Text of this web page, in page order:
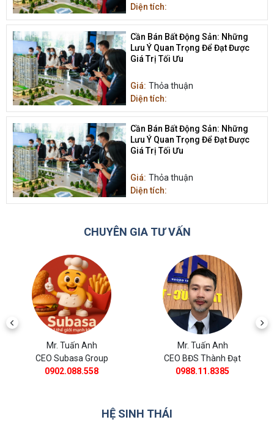
Diện tích:
Cần Bán Bất Động Sản: Những
Lưu Ý Quan Trọng Để Đạt Được
Giá Trị Tối Ưu
Giá: Thỏa thuận
Diện tích:
Cần Bán Bất Động Sản: Những
Lưu Ý Quan Trọng Để Đạt Được
Giá Trị Tối Ưu
Giá: Thỏa thuận
Diện tích:
CHUYÊN GIA TƯ VẤN
Mr. Tuấn Anh
CEO Subasa Group
0902.088.558
Mr. Tuấn Anh
CEO BĐS Thành Đạt
0988.11.8385
HỆ SINH THÁI